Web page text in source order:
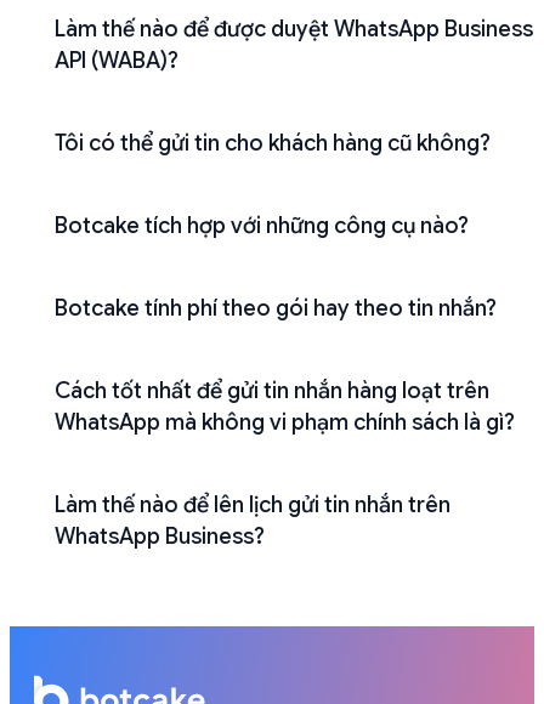
Làm thế nào để được duyệt WhatsApp Business
API (WABA)?
Tôi có thể gửi tin cho khách hàng cũ không?
Botcake tích hợp với những công cụ nào?
Botcake tính phí theo gói hay theo tin nhắn?
Cách tốt nhất để gửi tin nhắn hàng loạt trên
WhatsApp mà không vi phạm chính sách là gì?
Làm thế nào để lên lịch gửi tin nhắn trên
WhatsApp Business?